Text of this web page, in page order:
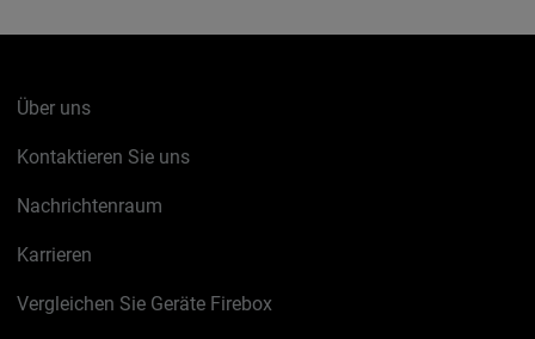
Über uns
Kontaktieren Sie uns
Nachrichtenraum
Karrieren
Vergleichen Sie Geräte Firebox